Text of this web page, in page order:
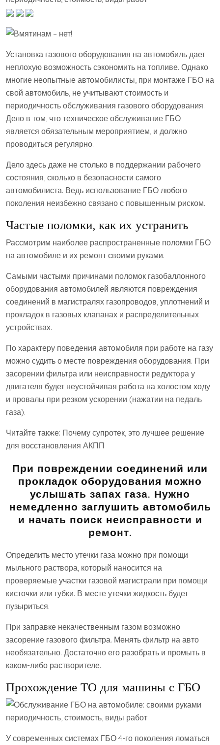
Установка газового оборудования на автомобиль дает
неплохую возможность сэкономить на топливе. Однако
многие неопытные автомобилисты, при монтаже ГБО на
свой автомобиль, не учитывают стоимость и
периодичность обслуживания газового оборудования.
Дело в том, что техническое обслуживание ГБО
является обязательным мероприятием, и должно
проводиться регулярно.
Дело здесь даже не столько в поддержании рабочего
состояния, сколько в безопасности самого
автомобилиста. Ведь использование ГБО любого
поколения неизбежно связано с повышенным риском.
Частые поломки, как их устранить
Рассмотрим наиболее распространенные поломки ГБО
на автомобиле и их ремонт своими руками.
Самыми частыми причинами поломок газобаллонного
оборудования автомобилей являются повреждения
соединений в магистралях газопроводов, уплотнений и
прокладок в газовых клапанах и распределительных
устройствах.
По характеру поведения автомобиля при работе на газу
можно судить о месте повреждения оборудования. При
засорении фильтра или неисправности редуктора у
двигателя будет неустойчивая работа на холостом ходу
и провалы при резком ускорении (нажатии на педаль
газа).
Читайте также: Почему супротек, это лучшее решение
для восстановления АКПП
При повреждении соединений или
прокладок оборудования можно
услышать запах газа. Нужно
немедленно заглушить автомобиль
и начать поиск неисправности и
ремонт.
Определить место утечки газа можно при помощи
мыльного раствора, который наносится на
проверяемые участки газовой магистрали при помощи
кисточки или губки. В месте утечки жидкость будет
пузыриться.
При заправке некачественным газом возможно
засорение газового фильтра. Менять фильтр на авто
необязательно. Достаточно его разобрать и промыть в
каком-либо растворителе.
Прохождение ТО для машины с ГБО
У современных системах ГБО 4-го поколения ломаться